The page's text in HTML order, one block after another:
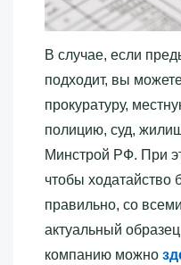
В случае, если
подходит, вы
прокуратуру,
полицию, суд,
Минстрой РФ. При
чтобы ходатайство
правильно, со
актуальный
компанию можно